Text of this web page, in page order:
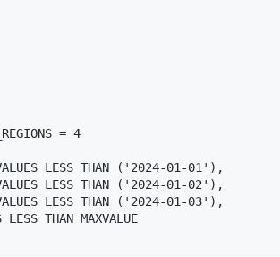
= 4
LESS THAN ('2024-01-01'),
LESS THAN ('2024-01-02'),
LESS THAN ('2024-01-03'),
THAN MAXVALUE